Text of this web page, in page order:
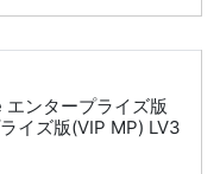
ンタープライズ版
イズ版(VIP MP) LV3